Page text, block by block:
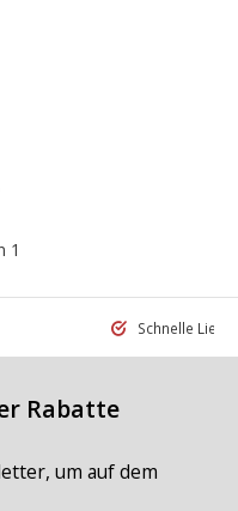
1
Schnelle
Rabatte
um auf dem